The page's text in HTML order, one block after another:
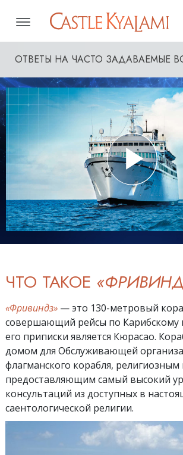
ОТВЕТЫ НА ЧАСТО ЗАДАВАЕМЫЕ
ЧТО ТАКОЕ
«Фривиндз» — это 130-метровый
совершающий рейсы по
его приписки является Кюрасао.
домом для Обслуживающей
флагманского корабля,
предоставляющим самый высокий
консультаций из доступных в
саентологической религии.